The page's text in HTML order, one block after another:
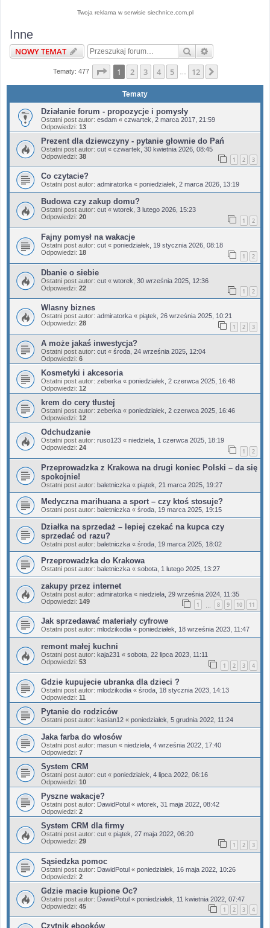
Twoja reklama w serwisie siechnice.com.pl
Inne
NOWY TEMAT Szukaj
Tematy: 477 Strona1 z12
1 2 3 4 5 12
Tematy
Działanie forum - propozycje i pomysły
Ostatni post autor: esdam « czwartek, 2 marca 2017, 21:59
Odpowiedzi: 13
Prezent dla dziewczyny - pytanie głownie do Pań
Ostatni post autor: cut « czwartek, 30 kwietnia 2026, 08:45
Odpowiedzi: 38 1 2 3
Co czytacie?
Ostatni post autor: admiratorka « poniedziałek, 2 marca 2026, 13:19
Budowa czy zakup domu?
Ostatni post autor: cut « wtorek, 3 lutego 2026, 15:23
Odpowiedzi: 20 1 2
Fajny pomysł na wakacje
Ostatni post autor: cut « poniedziałek, 19 stycznia 2026, 08:18
Odpowiedzi: 18 1 2
Dbanie o siebie
Ostatni post autor: cut « wtorek, 30 września 2025, 12:36
Odpowiedzi: 22 1 2
Wlasny biznes
Ostatni post autor: admiratorka « piątek, 26 września 2025, 10:21
Odpowiedzi: 28 1 2 3
A może jakaś inwestycja?
Ostatni post autor: cut « środa, 24 września 2025, 12:04
Odpowiedzi: 6
Kosmetyki i akcesoria
Ostatni post autor: zeberka « poniedziałek, 2 czerwca 2025, 16:48
Odpowiedzi: 12
krem do cery tłustej
Ostatni post autor: zeberka « poniedziałek, 2 czerwca 2025, 16:46
Odpowiedzi: 12
Odchudzanie
Ostatni post autor: ruso123 « niedziela, 1 czerwca 2025, 18:19
Odpowiedzi: 24 1 2
Przeprowadzka z Krakowa na drugi koniec Polski – da się
spokojnie!
Ostatni post autor: baletniczka « piątek, 21 marca 2025, 19:27
Medyczna marihuana a sport – czy ktoś stosuje?
Ostatni post autor: baletniczka « środa, 19 marca 2025, 19:15
Działka na sprzedaż – lepiej czekać na kupca czy
sprzedać od razu?
Ostatni post autor: baletniczka « środa, 19 marca 2025, 18:02
Przeprowadzka do Krakowa
Ostatni post autor: baletniczka « sobota, 1 lutego 2025, 13:27
zakupy przez internet
Ostatni post autor: admiratorka « niedziela, 29 września 2024, 11:35
Odpowiedzi: 149 1 8 9 10 11
Jak sprzedawać materiały cyfrowe
Ostatni post autor: mlodzikodia « poniedziałek, 18 września 2023, 11:47
remont małej kuchni
Ostatni post autor: kaja231 « sobota, 22 lipca 2023, 11:11
Odpowiedzi: 53 1 2 3 4
Gdzie kupujecie ubranka dla dzieci ?
Ostatni post autor: mlodzikodia « środa, 18 stycznia 2023, 14:13
Odpowiedzi: 11
Pytanie do rodziców
Ostatni post autor: kasian12 « poniedziałek, 5 grudnia 2022, 11:24
Jaka farba do włosów
Ostatni post autor: masun « niedziela, 4 września 2022, 17:40
Odpowiedzi: 7
System CRM
Ostatni post autor: cut « poniedziałek, 4 lipca 2022, 06:16
Odpowiedzi: 10
Pyszne wakacje?
Ostatni post autor: DawidPotul « wtorek, 31 maja 2022, 08:42
Odpowiedzi: 2
System CRM dla firmy
Ostatni post autor: cut « piątek, 27 maja 2022, 06:20
Odpowiedzi: 29 1 2 3
Sąsiedzka pomoc
Ostatni post autor: DawidPotul « poniedziałek, 16 maja 2022, 10:26
Odpowiedzi: 2
Gdzie macie kupione Oc?
Ostatni post autor: DawidPotul « poniedziałek, 11 kwietnia 2022, 07:47
Odpowiedzi: 45 1 2 3 4
Czytnik ebooków